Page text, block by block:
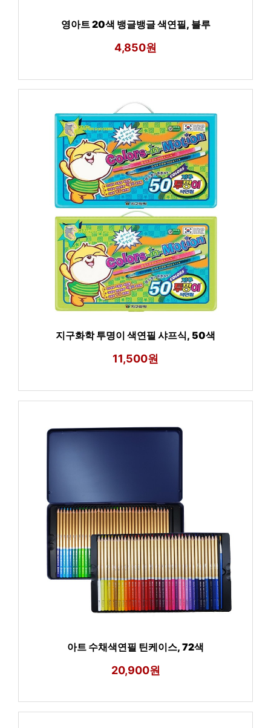
영아트 20색 뱅글뱅글 색연필, 블루
4,850원
지구화학 투명이 색연필 샤프식, 50색
11,500원
아트 수채색연필 틴케이스, 72색
20,900원